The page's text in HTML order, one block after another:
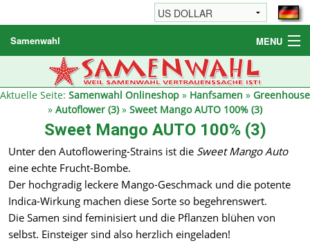
Samenwahl MENU
Hanfsamen
Weitere Produkte
Bestellhinweise / FAQ
Reseller
Aktuelle Seite: Samenwahl Onlineshop » Hanfsamen » Greenhouse
» Autoflower (3)» Sweet Mango AUTO 100% (3)
Sweet Mango AUTO 100% (3)
Unter den Autoflowering-Strains ist die Sweet Mango Auto
eine echte Frucht-Bombe.
Der hochgradig leckere Mango-Geschmack und die potente
Indica-Wirkung machen diese Sorte so begehrenswert.
Die Samen sind feminisiert und die Pflanzen blühen von
selbst. Einsteiger sind also herzlich eingeladen!